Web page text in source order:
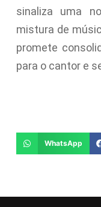
sinaliza uma
mistura de
promete
para o cantor e
WhatsApp